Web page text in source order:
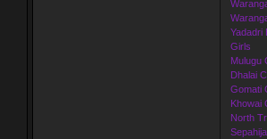
Yadadri
Girls
Mulugu
Dhalai
Gomati
Khowai
North